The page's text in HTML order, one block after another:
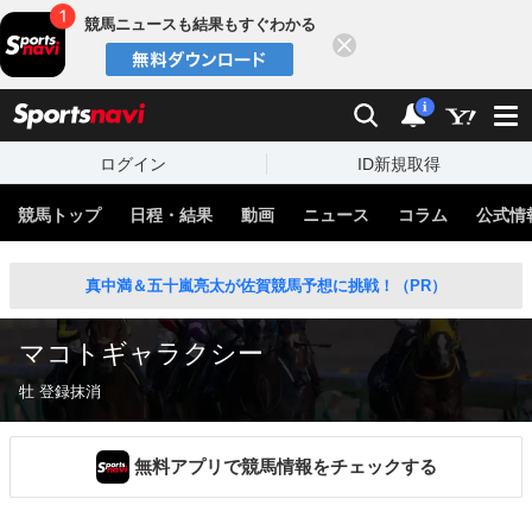
競馬ニュースも結果もすぐわかる
検索 通知
i
ログイン ID新規取得
競馬トップ 日程・結果 動画 ニュース コラム 公式情
真中満＆五十嵐亮太が佐賀競馬予想に挑戦！（PR）
マコトギャラクシー
牡 登録抹消
無料アプリで競馬情報をチェックする